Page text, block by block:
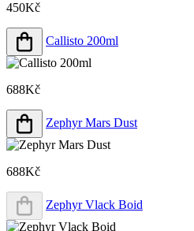
450Kč
Callisto 200ml
688Kč
Zephyr Mars Dust
688Kč
Zephyr Vlack Boid